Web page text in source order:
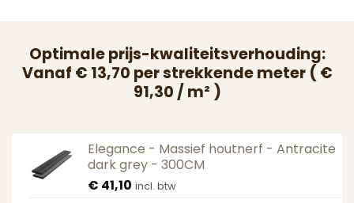
Optimale prijs-kwaliteitsverhouding:
Vanaf € 13,70 per strekkende meter ( €
91,30 / m² )
Elegance - Massief houtnerf - Antracite
dark grey - 300CM
€ 41,10 incl. btw